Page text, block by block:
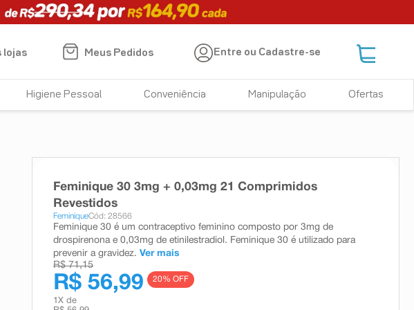
lojas
Meus Pedidos Entre ou Cadastre-se
Higiene Pessoal Conveniência Manipulação Ofertas
Feminique 30 3mg + 0,03mg 21 Comprimidos
Revestidos
FeminiqueCód: 28566
Feminique 30 é um contraceptivo feminino composto por 3mg de
drospirenona e 0,03mg de etinilestradiol. Feminique 30 é utilizado para
prevenir a gravidez. Ver mais
R$ 71,15
R$ 56,99 20% OFF
1 X de